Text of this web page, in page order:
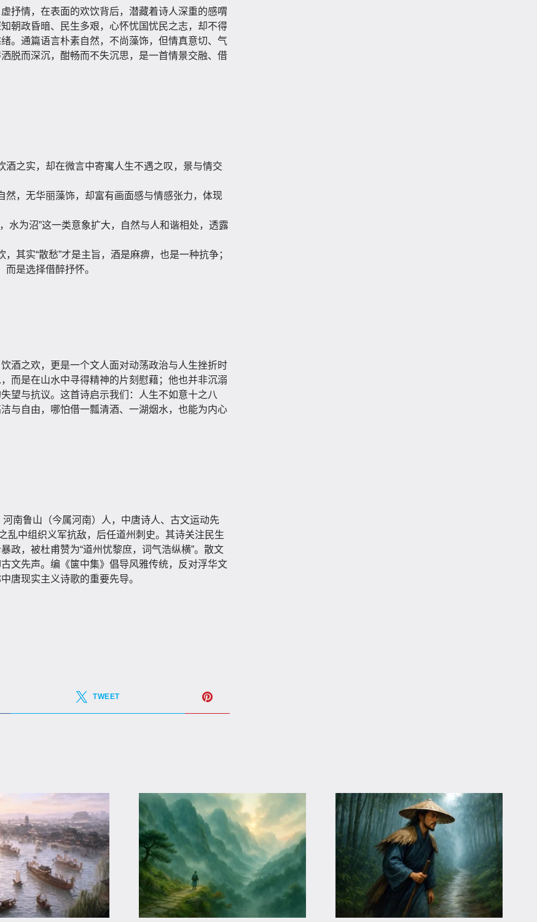
抒情，在表面的欢饮背后，潜藏着诗人深重的感喟
朝政昏暗、民生多艰，心怀忧国忧民之志，却不得
。通篇语言朴素自然，不尚藻饰，但情真意切、气
脱而深沉，酣畅而不失沉思，是一首情景交融、借
酒之实，却在微言中寄寓人生不遇之叹，景与情交
然，无华丽藻饰，却富有画面感与情感张力，体现
水为沼”这一类意象扩大，自然与人和谐相处，透露
，其实“散愁”才是主旨，酒是麻痹，也是一种抗争；
是选择借醉抒怀。
酒之欢，更是一个文人面对动荡政治与人生挫折时
而是在山水中寻得精神的片刻慰藉；他也并非沉溺
望与抗议。这首诗启示我们：人生不如意十之八
与自由，哪怕借一瓢清酒、一湖烟水，也能为内心
南鲁山（今属河南）人，中唐诗人、古文运动先
乱中组织义军抗敌，后任道州刺史。其诗关注民生
政，被杜甫赞为“道州忧黎庶，词气浩纵横”。散文
文先声。编《箧中集》倡导风雅传统，反对浮华文
唐现实主义诗歌的重要先导。
TWEET